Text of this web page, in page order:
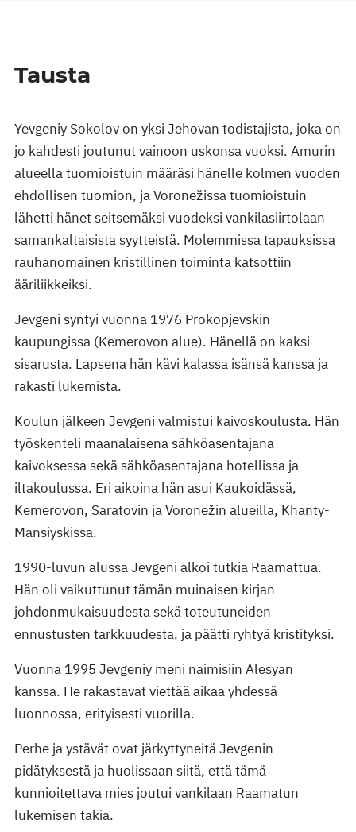
Tausta
Yevgeniy Sokolov on yksi Jehovan todistajista, joka on
jo kahdesti joutunut vainoon uskonsa vuoksi. Amurin
alueella tuomioistuin määräsi hänelle kolmen vuoden
ehdollisen tuomion, ja Voronežissa tuomioistuin
lähetti hänet seitsemäksi vuodeksi vankilasiirtolaan
samankaltaisista syytteistä. Molemmissa tapauksissa
rauhanomainen kristillinen toiminta katsottiin
ääriliikkeiksi.
Jevgeni syntyi vuonna 1976 Prokopjevskin
kaupungissa (Kemerovon alue). Hänellä on kaksi
sisarusta. Lapsena hän kävi kalassa isänsä kanssa ja
rakasti lukemista.
Koulun jälkeen Jevgeni valmistui kaivoskoulusta. Hän
työskenteli maanalaisena sähköasentajana
kaivoksessa sekä sähköasentajana hotellissa ja
iltakoulussa. Eri aikoina hän asui Kaukoidässä,
Kemerovon, Saratovin ja Voronežin alueilla, Khanty-
Mansiyskissa.
1990-luvun alussa Jevgeni alkoi tutkia Raamattua.
Hän oli vaikuttunut tämän muinaisen kirjan
johdonmukaisuudesta sekä toteutuneiden
ennustusten tarkkuudesta, ja päätti ryhtyä kristityksi.
Vuonna 1995 Jevgeniy meni naimisiin Alesyan
kanssa. He rakastavat viettää aikaa yhdessä
luonnossa, erityisesti vuorilla.
Perhe ja ystävät ovat järkyttyneitä Jevgenin
pidätyksestä ja huolissaan siitä, että tämä
kunnioitettava mies joutui vankilaan Raamatun
lukemisen takia.